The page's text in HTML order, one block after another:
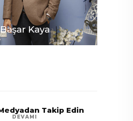
Başar Kaya
DEVAMI
Takip Edin